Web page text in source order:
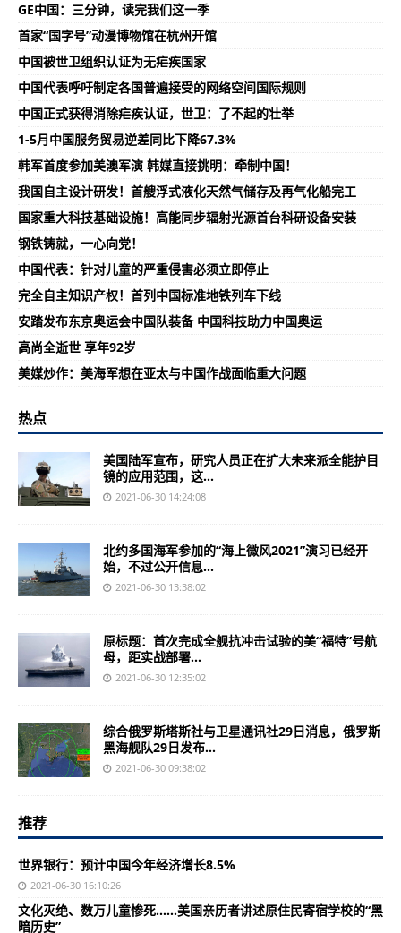
GE中国：三分钟，读完我们这一季
首家“国字号”动漫博物馆在杭州开馆
中国被世卫组织认证为无疟疾国家
中国代表呼吁制定各国普遍接受的网络空间国际规则
中国正式获得消除疟疾认证，世卫：了不起的壮举
1-5月中国服务贸易逆差同比下降67.3%
韩军首度参加美澳军演 韩媒直接挑明：牵制中国！
我国自主设计研发！首艘浮式液化天然气储存及再气化船完工
国家重大科技基础设施！高能同步辐射光源首台科研设备安装
钢铁铸就，一心向党！
中国代表：针对儿童的严重侵害必须立即停止
完全自主知识产权！首列中国标准地铁列车下线
安踏发布东京奥运会中国队装备 中国科技助力中国奥运
高尚全逝世 享年92岁
美媒炒作：美海军想在亚太与中国作战面临重大问题
热点
美国陆军宣布，研究人员正在扩大未来派全能护目
镜的应用范围，这...
2021-06-30 14:24:08
北约多国海军参加的“海上微风2021”演习已经开
始，不过公开信息...
2021-06-30 13:38:02
原标题：首次完成全舰抗冲击试验的美“福特”号航
母，距实战部署...
2021-06-30 12:35:02
综合俄罗斯塔斯社与卫星通讯社29日消息，俄罗斯
黑海舰队29日发布...
2021-06-30 09:38:02
推荐
世界银行：预计中国今年经济增长8.5%
2021-06-30 16:10:26
文化灭绝、数万儿童惨死……美国亲历者讲述原住民寄宿学校的“黑
暗历史”